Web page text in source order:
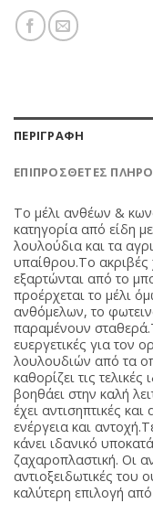
ΠΕΡΙΓΡΑΦΉ
ΕΠΙΠΡΌΣΘΕΤΕΣ
Το μέλι ανθέων &
κατηγορία από είδη
λουλούδια και τα
υπαίθρου.Το
εξαρτώνται από το
προέρχεται το μέλι
ανθόμελων, το
παραμένουν
ευεργετικές για τον
λουλουδιών από τα
καθορίζει τις
βοηθάει στην καλή
έχει αντισηπτικές και
ενέργεια και
κάνει ιδανικό
ζαχαροπλαστική. Οι
αντιοξειδωτικές του
καλύτερη επιλογή